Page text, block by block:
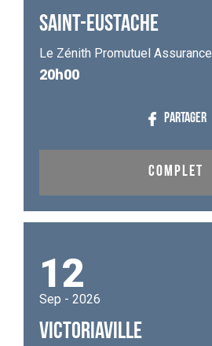
SAINT-EUSTACHE
Le Zénith Promutuel Assurance
20h00
PARTAGER
COMPLET
12
Sep - 2026
VICTORIAVILLE